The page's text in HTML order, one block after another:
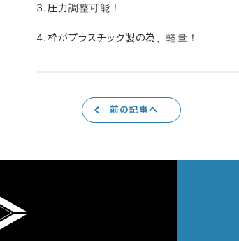
3.圧力調整可能！
4.枠がプラスチック製の為、軽量！
前の記事へ